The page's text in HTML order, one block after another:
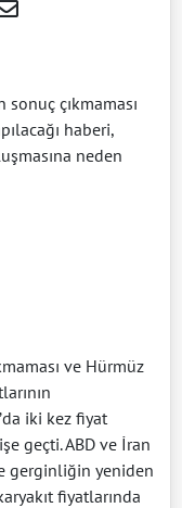
çıkmaması
haberi,
neden
ve Hürmüz
iki kez fiyat
geçti. ABD ve İran
gerginliğin yeniden
fiyatlarında